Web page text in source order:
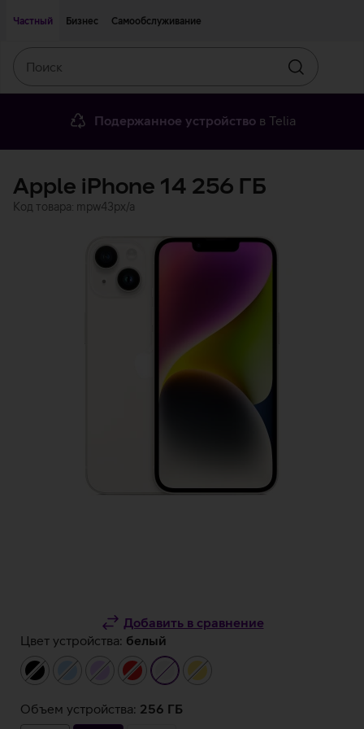
Частный
Бизнес Самообслуживание
Искать
Подержанное устройство в Telia
Apple iPhone 14 256 ГБ
Код товара: mpw43px/a
Добавить в сравнение
Цвет устройства: белый
чёрныйсветло-светло-
фиолетовый
красныйбелыйжёлтый
Объем устройства: 256 ГБ